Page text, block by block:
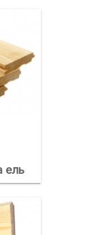
ель